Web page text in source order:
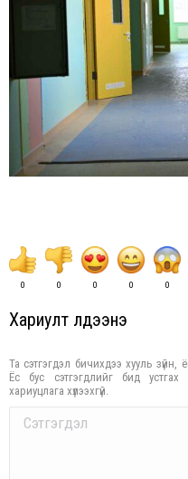
0 0 0 0 0
Хариулт үлдээнэ үү
Та сэтгэгдэл бичихдээ хууль зүйн,
Ёс бус сэтгэгдлийг бид
хариуцлага хүлээхгүй.
Comment